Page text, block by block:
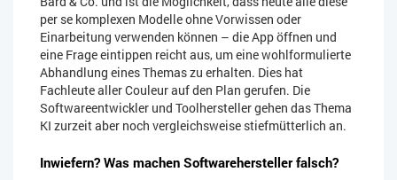
per se komplexen Modelle ohne Vorwissen oder
Einarbeitung verwenden können – die App öffnen und
eine Frage eintippen reicht aus, um eine wohlformulierte
Abhandlung eines Themas zu erhalten. Dies hat
Fachleute aller Couleur auf den Plan gerufen. Die
Softwareentwickler und Toolhersteller gehen das Thema
KI zurzeit aber noch vergleichsweise stiefmütterlich an.
Inwiefern? Was machen Softwarehersteller falsch?